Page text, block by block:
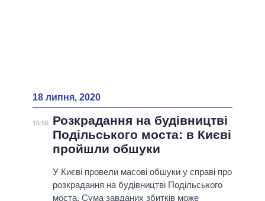
18 липня, 2020
16:56
Розкрадання на будівництві
Подільського моста: в Києві
пройшли обшуки
У Києві провели масові обшуки у справі про
розкрадання на будівництві Подільського
моста. Сума завданих збитків може